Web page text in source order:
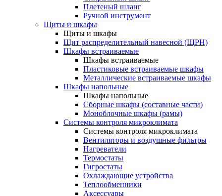
Плетеный шланг
Ручной инструмент
Щиты и шкафы
Щиты и шкафы
Щит распределительный навесной (ЩРН)
Шкафы встраиваемые
Шкафы встраиваемые
Пластиковые встраиваемые шкафы
Металлические встраиваемые шкафы
Шкафы напольные
Шкафы напольные
Сборные шкафы (составные части)
Моноблочные шкафы (рамы)
Системы контроля микроклимата
Системы контроля микроклимата
Вентиляторы и воздушные фильтры
Нагреватели
Термостаты
Гигростаты
Охлаждающие устройства
Теплообменники
Аксессуары